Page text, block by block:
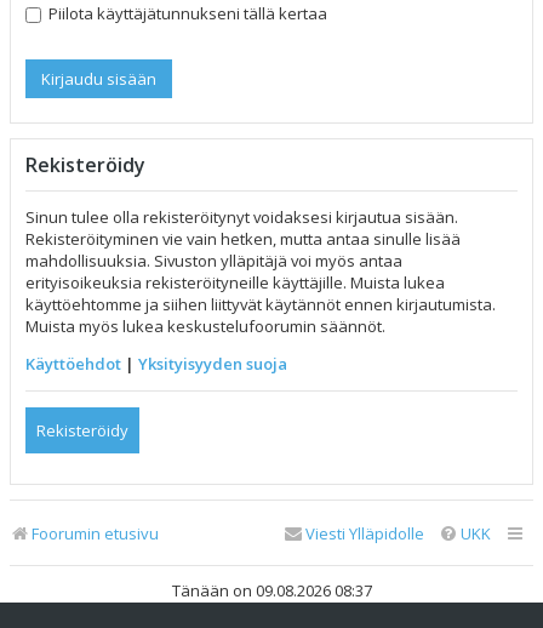
Piilota käyttäjätunnukseni tällä kertaa
Rekisteröidy
Sinun tulee olla rekisteröitynyt voidaksesi kirjautua sisään.
Rekisteröityminen vie vain hetken, mutta antaa sinulle lisää
mahdollisuuksia. Sivuston ylläpitäjä voi myös antaa
erityisoikeuksia rekisteröityneille käyttäjille. Muista lukea
käyttöehtomme ja siihen liittyvät käytännöt ennen kirjautumista.
Muista myös lukea keskustelufoorumin säännöt.
Käyttöehdot | Yksityisyyden suoja
Rekisteröidy
Foorumin etusivu UKK
Viesti Ylläpidolle
Tänään on 09.08.2026 08:37